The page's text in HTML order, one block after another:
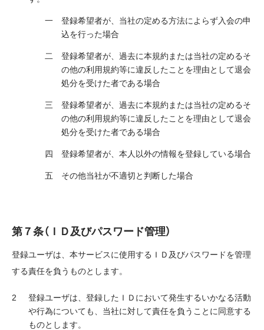
登録希望者が、当社の定める方法によらず入会の申
込を行った場合
登録希望者が、過去に本規約または当社の定めるそ
の他の利用規約等に違反したことを理由として退会
処分を受けた者である場合
登録希望者が、過去に本規約または当社の定めるそ
の他の利用規約等に違反したことを理由として退会
処分を受けた者である場合
登録希望者が、本人以外の情報を登録している場合
その他当社が不適切と判断した場合
第７条（ＩＤ及びパスワード管理）
登録ユーザは、本サービスに使用するＩＤ及びパスワードを管理
する責任を負うものとします。
登録ユーザは、登録したＩＤにおいて発生するいかなる活動
や行為についても、当社に対して責任を負うことに同意する
ものとします。